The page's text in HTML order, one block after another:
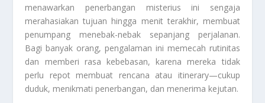
menawarkan penerbangan misterius ini sengaja
merahasiakan tujuan hingga menit terakhir, membuat
penumpang menebak-nebak sepanjang perjalanan.
Bagi banyak orang, pengalaman ini memecah rutinitas
dan memberi rasa kebebasan, karena mereka tidak
perlu repot membuat rencana atau itinerary—cukup
duduk, menikmati penerbangan, dan menerima kejutan.